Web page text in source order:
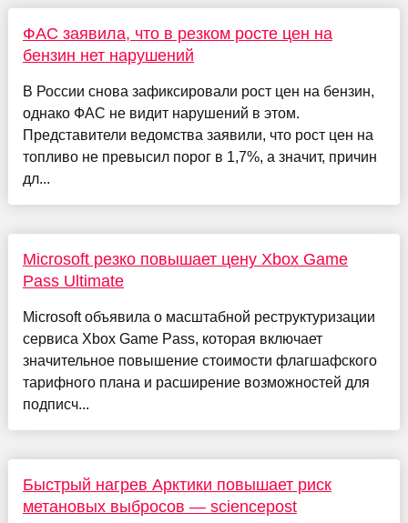
ФАС заявила, что в резком росте цен на
бензин нет нарушений
В России снова зафиксировали рост цен на бензин,
однако ФАС не видит нарушений в этом.
Представители ведомства заявили, что рост цен на
топливо не превысил порог в 1,7%, а значит, причин
дл...
Microsoft резко повышает цену Xbox Game
Pass Ultimate
Microsoft объявила о масштабной реструктуризации
сервиса Xbox Game Pass, которая включает
значительное повышение стоимости флагшафского
тарифного плана и расширение возможностей для
подписч...
Быстрый нагрев Арктики повышает риск
метановых выбросов — sciencepost